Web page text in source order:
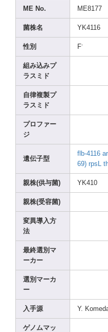
ME No. ME8177
菌株名 YK4116
性別 F-
組み込みプ
ラスミド
自律複製プ
ラスミド
プロファー
ジ
遺伝子型
flb-4116
69) rpsL
親株(供与菌) YK410
親株(受容菌)
変異導入方
法
最終選別マ
ーカー
選別マーカ
ー
入手源 Y. Komed
ゲノムマッ